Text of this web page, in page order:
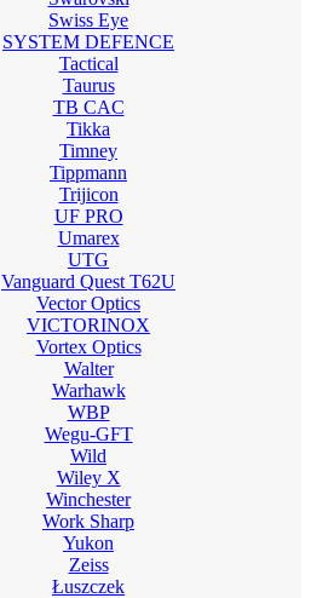
Swiss Eye
SYSTEM DEFENCE
Tactical
Taurus
TB CAC
Tikka
Timney
Tippmann
Trijicon
UF PRO
Umarex
UTG
Vanguard Quest T62U
Vector Optics
VICTORINOX
Vortex Optics
Walter
Warhawk
WBP
Wegu-GFT
Wild
Wiley X
Winchester
Work Sharp
Yukon
Zeiss
Łuszczek